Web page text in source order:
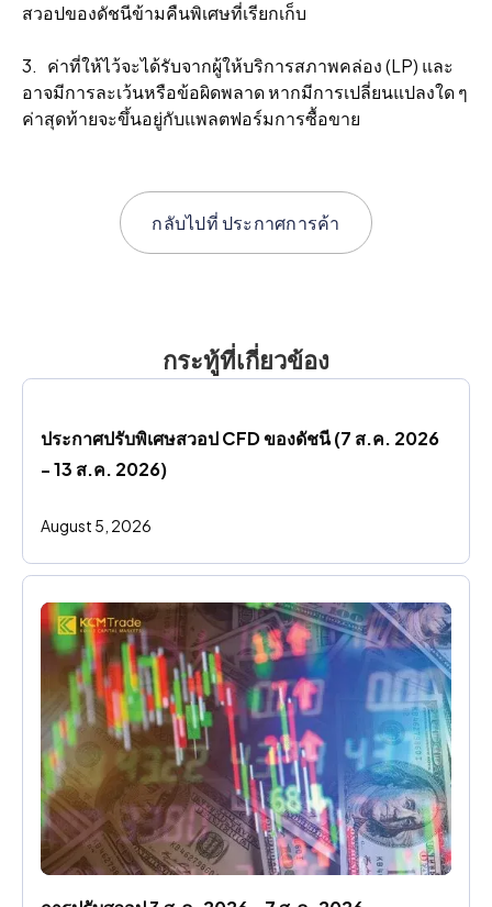
สวอปของดัชนีข้ามคืนพิเศษที่เรียกเก็บ
3. ค่าที่ให้ไว้จะได้รับจากผู้ให้บริการสภาพคล่อง (LP) และ
อาจมีการละเว้นหรือข้อผิดพลาด หากมีการเปลี่ยนแปลงใด ๆ
ค่าสุดท้ายจะขึ้นอยู่กับแพลตฟอร์มการซื้อขาย
กลับไปที่ประกาศการค้า
กระทู้ที่เกี่ยวข้อง
ประกาศปรับพิเศษสวอป CFD ของดัชนี (7 ส.ค. 2026
- 13 ส.ค. 2026)
August 5, 2026